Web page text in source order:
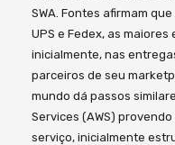
SWA. Fontes afirmam
UPS e Fedex, as
inicialmente, nas
parceiros de seu
mundo dá passos
Services (AWS)
serviço, inicialmente